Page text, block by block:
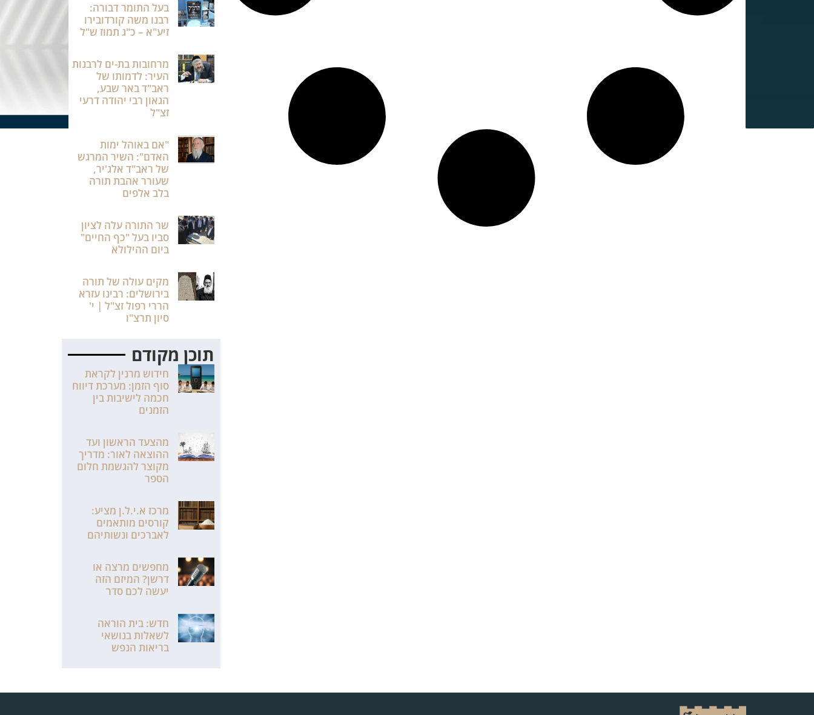
בעל התומר דבורה:
רבנו משה קורדובירו
זיע"א – כ"ג תמוז ש"ל
מרחובות בת-ים לרבנות
העיר: לדמותו של
ראב"ד באר שבע,
הגאון רבי יהודה דרעי
זצ"ל
"אם באוהל ימות
האדם": השיר המרגש
של ראב"ד אלג'יר,
שעורר אהבת תורה
בלב אלפים
שר התורה עלה לציון
סביו בעל "כף החיים"
ביום ההילולא
מקים עולה של תורה
בירושלים: רבינו עזרא
הררי רפול זצ"ל | י'
סיון תרצ"ו
תוכן מקודם
חידוש מרנין לקראת
סוף הזמן: מערכת דיווח
חכמה לישיבות בין
הזמנים
מהצעד הראשון ועד
ההוצאה לאור: מדריך
מקוצר להגשמת חלום
הספר
מרכז א.י.ל.ן מציע:
קורסים מותאמים
לאברכים ונשותיהם
מחפשים מרצה או
דרשן? המיזם הזה
יעשה לכם סדר
חדש: בית הוראה
לשאלות בנושאי
בריאות הנפש